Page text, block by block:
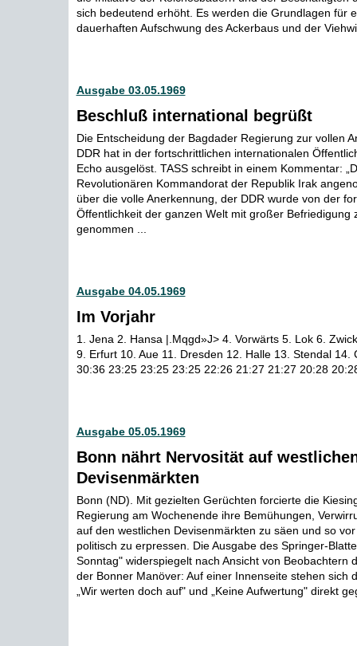
sich bedeutend erhöht. Es werden die Grundlagen für
dauerhaften Aufschwung des Ackerbaus und der
Ausgabe 03.05.1969
Beschluß international begrüßt
Die Entscheidung der Bagdader Regierung zur vollen
DDR hat in der fortschrittlichen internationalen
Echo ausgelöst. TASS schreibt in einem Kommentar:
Revolutionären Kommandorat der Republik Irak
über die volle Anerkennung, der DDR wurde von der
Öffentlichkeit der ganzen Welt mit großer Befriedigung
genommen ...
Ausgabe 04.05.1969
Im Vorjahr
1. Jena 2. Hansa |.Mqgd»J> 4. Vorwärts 5. Lok 6.
9. Erfurt 10. Aue 11. Dresden 12. Halle 13. Stendal 14.
30:36 23:25 23:25 23:25 22:26 21:27 21:27 20:28
Ausgabe 05.05.1969
Bonn nährt Nervosität auf
Devisenmärkten
Bonn (ND). Mit gezielten Gerüchten forcierte die
Regierung am Wochenende ihre Bemühungen,
auf den westlichen Devisenmärkten zu säen und so
politisch zu erpressen. Die Ausgabe des Springer-
Sonntag" widerspiegelt nach Ansicht von Beobachtern
der Bonner Manöver: Auf einer Innenseite stehen sich
„Wir werten doch auf" und „Keine Aufwertung" direkt